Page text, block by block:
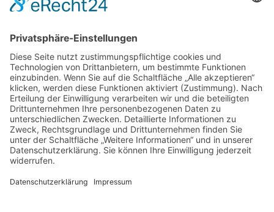
ÜBER UNS
KIEL LOKAL
Carsten Frahm Verlag, Inhaber Carsten Frahm
24113 Kiel